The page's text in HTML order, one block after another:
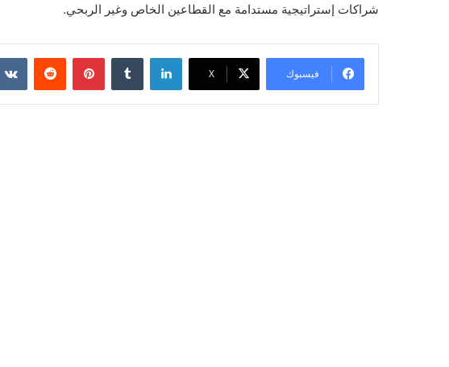
شراكات إستراتيجية مستدامة مع القطاعين الخاص وغير الربحي.
فيسبوك ‫X
لينكدإن بينتيريست